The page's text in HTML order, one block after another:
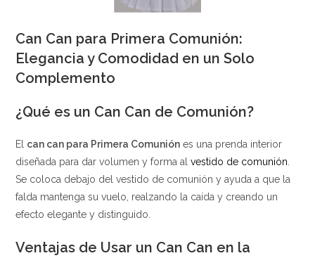
Can Can para Primera Comunión:
Elegancia y Comodidad en un Solo
Complemento
¿Qué es un Can Can de Comunión?
El can can para Primera Comunión es una prenda interior
diseñada para dar volumen y forma alvestido de comunión
Se coloca debajo del vestido de comunión y ayuda a que la
falda mantenga su vuelo, realzando la caída y creando un
efecto elegante y distinguido.
Ventajas de Usar un Can Can en la